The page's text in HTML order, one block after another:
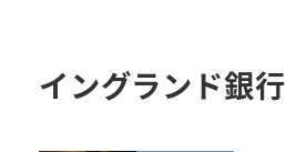
イングランド銀行